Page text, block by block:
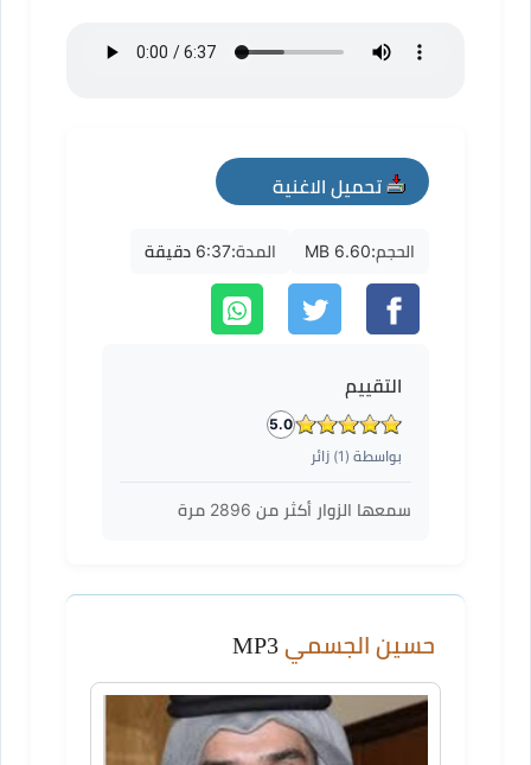
تحميل الاغنية
mp3
الحجم:6.60 MB المدة:6:37 دقيقة
التقييم
5.0
بواسطة ( 1) زائر
سمعها الزوار أكثر من 2896 مرة
حسين الجسمي